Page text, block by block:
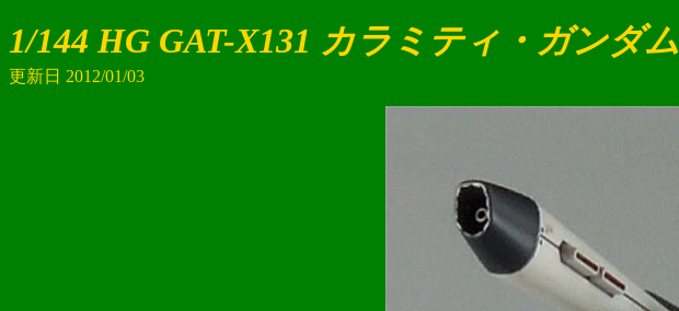
1/144 HG GAT-X131 カラミティ・ガンダム
更新日 2012/01/03